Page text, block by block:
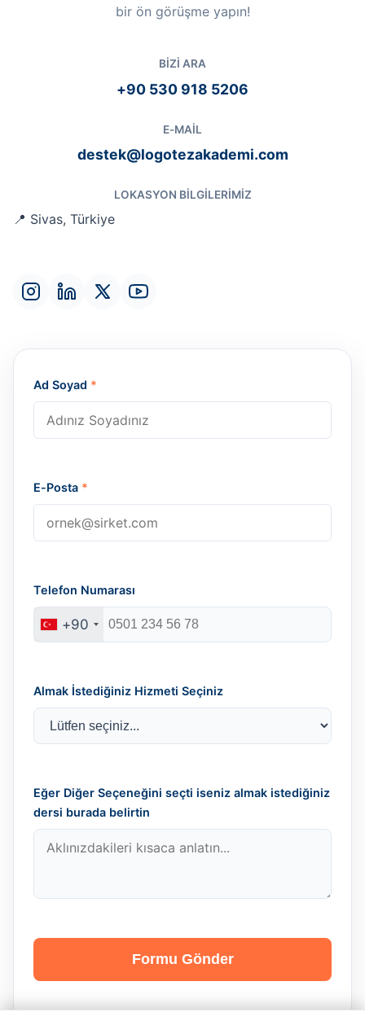
bir ön görüşme yapın!
BIZI ARA
+90 530 918 5206
E-MAIL
destek@logotezakademi.com
LOKASYON BILGILERIMIZ
📍 Sivas, Türkiye
Ad Soyad *
E-Posta *
Telefon Numarası
+90
Almak İstediğiniz Hizmeti Seçiniz
Eğer Diğer Seçeneğini seçti iseniz almak istediğiniz
dersi burada belirtin
Formu Gönder